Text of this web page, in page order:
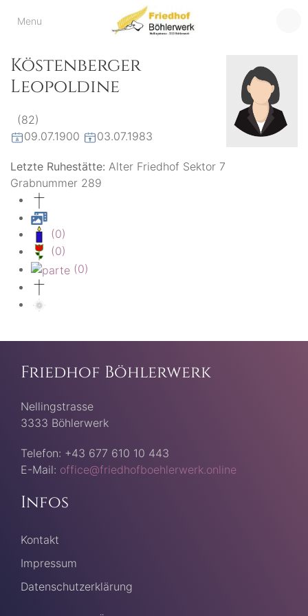
Menu
Friedhof
der virtuelle Friedhof
Köstenberger
Leopoldine
(82)
09.07.1900
03.07.1983
Letzte Ruhestätte: Alter Friedhof Sektor 7
Grabnummer 289
(0)
(0)
(0)
Friedhof Böhlerwerk
Nellingstrasse
3333 Böhlerwerk
Telefon: +43 677 610 10 443
E-Mail: office@friedhofboehlerwerk.online
Infos
Kontakt
Impressum
Datenschutzerklärung